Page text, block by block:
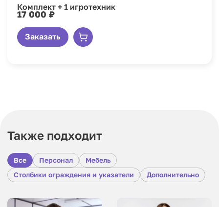
Комплект + 1 игротехник
17 000 ₽
Заказать
Также подходит
Все Персонал
Мебель
Столбики ограждения и указатели
Дополнительно